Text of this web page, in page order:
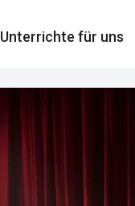
Unterrichte für uns